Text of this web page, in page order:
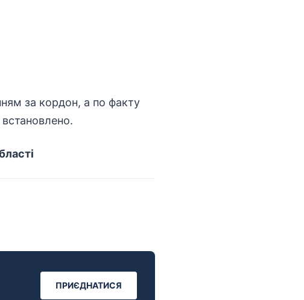
за кордон, а по факту
ПРИЄДНАТИСЯ